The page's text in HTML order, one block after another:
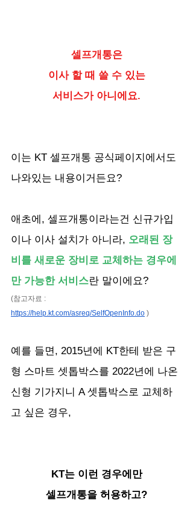
셀프개통은
이사 할 때 쓸 수 있는
서비스가 아니에요.
이는 KT 셀프개통 공식페이지에서도
나와있는 내용이거든요?
애초에, 셀프개통이라는건 신규가입
이나 이사 설치가 아니라, 오래된 장
비를 새로운 장비로 교체하는 경우에
만 가능한 서비스란 말이에요?
(참고자료 :
https://help.kt.com/asreq/SelfOpenInfo.do )
예를 들면, 2015년에 KT한테 받은 구
형 스마트 셋톱박스를 2022년에 나온
신형 기가지니 A 셋톱박스로 교체하
고 싶은 경우,
KT는 이런 경우에만
셀프개통을 허용하고?